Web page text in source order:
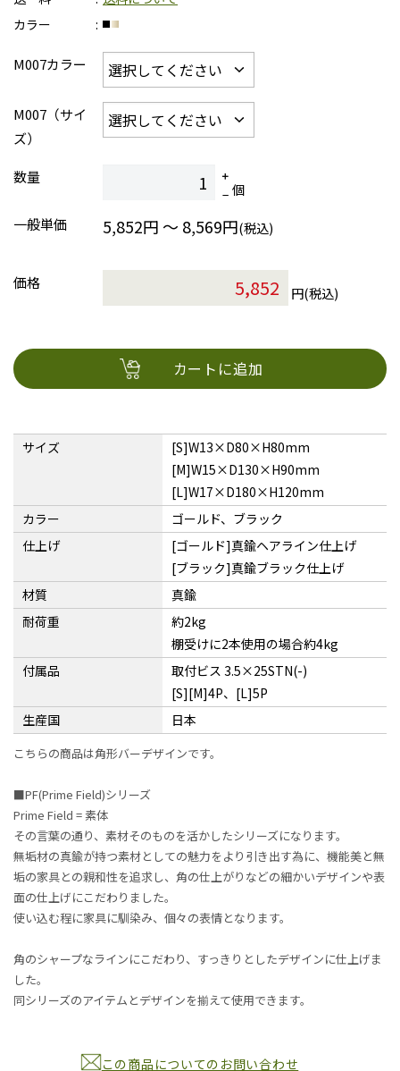
カラー
M007カラー
M007（サイ
ズ）
数量
個
一般単価
5,852円 ～ 8,569円(税込)
価格
円(税込)
カートに追加
サイズ
[S]W13×D80×H80mm
[M]W15×D130×H90mm
[L]W17×D180×H120mm
カラー
ゴールド、ブラック
仕上げ
[ゴールド]真鍮ヘアライン仕上げ
[ブラック]真鍮ブラック仕上げ
材質
真鍮
耐荷重
約2kg
棚受けに2本使用の場合約4kg
付属品
取付ビス 3.5×25STN(-)
[S][M]4P、[L]5P
生産国
日本
こちらの商品は角形バーデザインです。
■PF(Prime Field)シリーズ
Prime Field = 素体
その言葉の通り、素材そのものを活かしたシリーズになります。
無垢材の真鍮が持つ素材としての魅力をより引き出す為に、機能美と無
垢の家具との親和性を追求し、角の仕上がりなどの細かいデザインや表
面の仕上げにこだわりました。
使い込む程に家具に馴染み、個々の表情となります。
角のシャープなラインにこだわり、すっきりとしたデザインに仕上げま
した。
同シリーズのアイテムとデザインを揃えて使用できます。
この商品についてのお問い合わせ